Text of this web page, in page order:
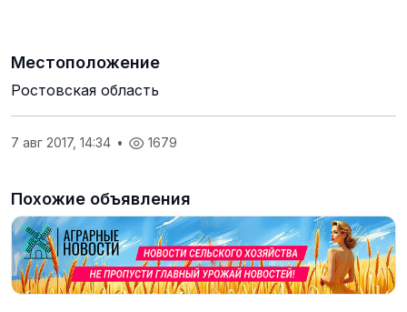
Местоположение
Ростовская область
7 авг 2017, 14:34 • 1679
Похожие объявления